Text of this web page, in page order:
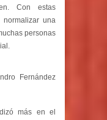
Con estas
normalizar una
personas
Fernández
más en el